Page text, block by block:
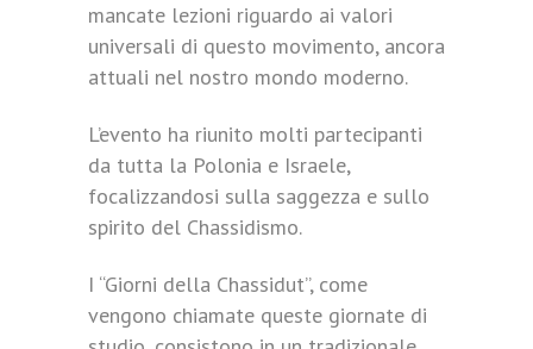
mancate lezioni riguardo ai valori
universali di questo movimento, ancora
attuali nel nostro mondo moderno.
L’evento ha riunito molti partecipanti
da tutta la Polonia e Israele,
focalizzandosi sulla saggezza e sullo
spirito del Chassidismo.
I “Giorni della Chassidut”, come
vengono chiamate queste giornate di